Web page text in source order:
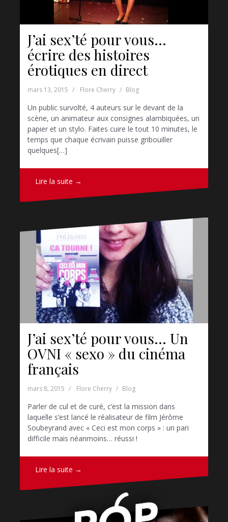
J’ai sex’té pour vous…
écrire des histoires
érotiques en direct
mars 13, 2015 Flore Cherry Blog
Un public survolté, 4 auteurs sur le devant de la
scène, un animateur aux consignes alambiquées, un
papier et un stylo. Faites cuire le tout 10 minutes, le
temps que chaque écrivain puisse gribouiller
quelques[…]
Lire la suite →
J’ai sex’té pour vous… Un
OVNI « sexo » du cinéma
français
mars 8, 2015 Flore Cherry Blog
Parler de cul et de curé, c’est la mission dans
laquelle s’est lancé le réalisateur de film Jérôme
Soubeyrand avec « Ceci est mon corps » : un pari
difficile mais néanmoins… réussi !
Lire la suite →